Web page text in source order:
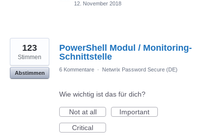
12. November 2018
PowerShell Modul / Monitoring-
Schnittstelle
123
Stimmen
Abstimmen
6 Kommentare · Netwrix Password Secure (DE)
Wie wichtig ist das für dich?
Not at all
Important
Critical